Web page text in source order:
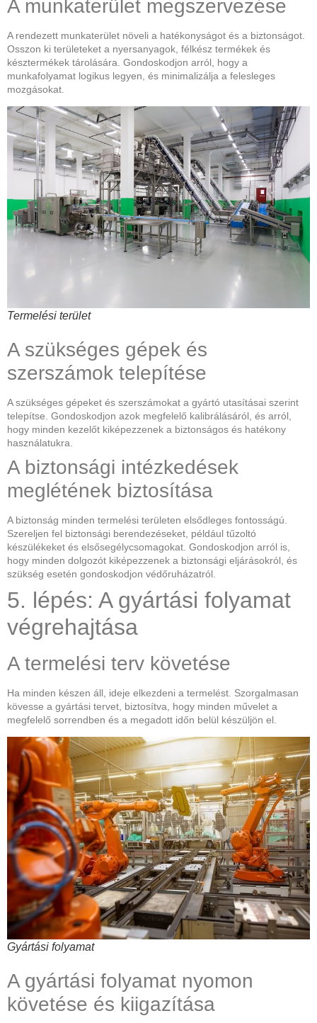
A munkaterület megszervezése
A rendezett munkaterület növeli a hatékonyságot és a biztonságot.
Osszon ki területeket a nyersanyagok, félkész termékek és
késztermékek tárolására. Gondoskodjon arról, hogy a
munkafolyamat logikus legyen, és minimalizálja a felesleges
mozgásokat.
Termelési terület
A szükséges gépek és
szerszámok telepítése
A szükséges gépeket és szerszámokat a gyártó utasításai szerint
telepítse. Gondoskodjon azok megfelelő kalibrálásáról, és arról,
hogy minden kezelőt kiképezzenek a biztonságos és hatékony
használatukra.
A biztonsági intézkedések
meglétének biztosítása
A biztonság minden termelési területen elsődleges fontosságú.
Szereljen fel biztonsági berendezéseket, például tűzoltó
készülékeket és elsősegélycsomagokat. Gondoskodjon arról is,
hogy minden dolgozót kiképezzenek a biztonsági eljárásokról, és
szükség esetén gondoskodjon védőruházatról.
5. lépés: A gyártási folyamat
végrehajtása
A termelési terv követése
Ha minden készen áll, ideje elkezdeni a termelést. Szorgalmasan
kövesse a gyártási tervet, biztosítva, hogy minden művelet a
megfelelő sorrendben és a megadott időn belül készüljön el.
Gyártási folyamat
A gyártási folyamat nyomon
követése és kiigazítása